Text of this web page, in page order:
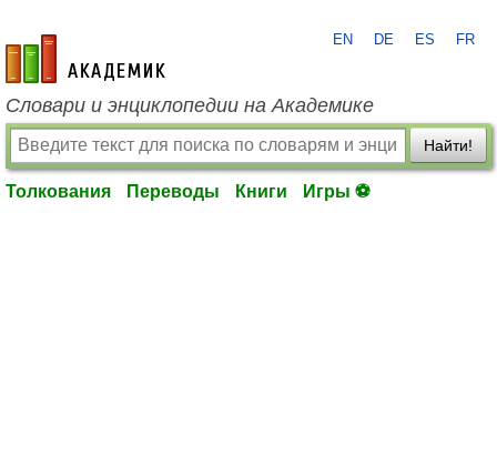
academic.ru
EN DE ES FR
Словари и энциклопедии на Академике
Найти!
Толкования Переводы Книги Игры ⚽